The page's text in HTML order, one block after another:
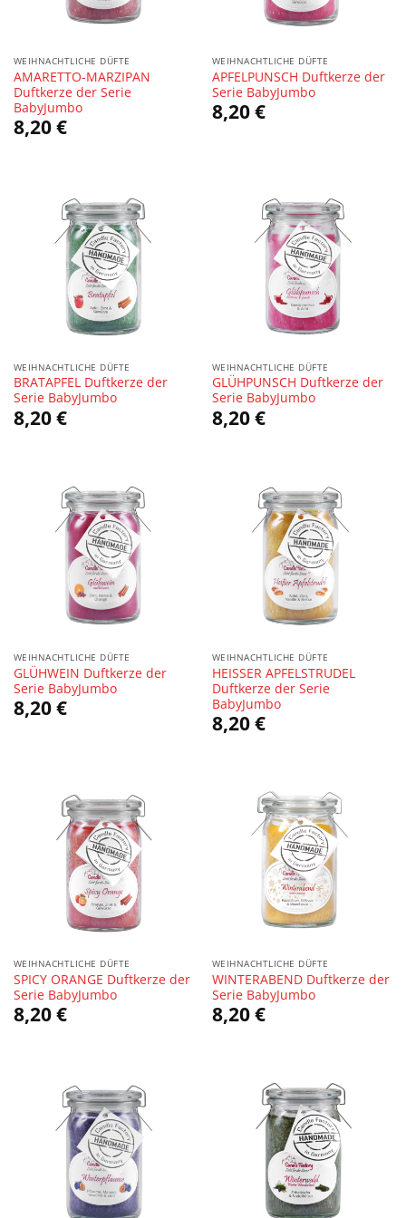
WEIHNACHTLICHE DÜFTE
AMARETTO-MARZIPAN
Duftkerze der Serie
BabyJumbo
8,20€
WEIHNACHTLICHE DÜFTE
APFELPUNSCH Duftkerze der
Serie BabyJumbo
8,20€
WEIHNACHTLICHE DÜFTE
BRATAPFEL Duftkerze der
Serie BabyJumbo
8,20€
WEIHNACHTLICHE DÜFTE
GLÜHPUNSCH Duftkerze der
Serie BabyJumbo
8,20€
WEIHNACHTLICHE DÜFTE
GLÜHWEIN Duftkerze der
Serie BabyJumbo
8,20€
WEIHNACHTLICHE DÜFTE
HEISSER APFELSTRUDEL
Duftkerze der Serie
BabyJumbo
8,20€
WEIHNACHTLICHE DÜFTE
SPICY ORANGE Duftkerze der
Serie BabyJumbo
8,20€
WEIHNACHTLICHE DÜFTE
WINTERABEND Duftkerze der
Serie BabyJumbo
8,20€